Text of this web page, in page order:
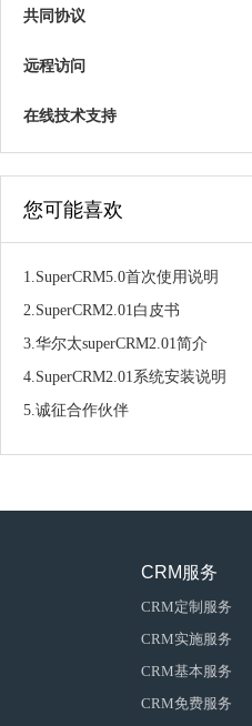
共同协议
远程访问
在线技术支持
您可能喜欢
1.SuperCRM5.0首次使用说明
2.SuperCRM2.01白皮书
3.华尔太superCRM2.01简介
4.SuperCRM2.01系统安装说明
5.诚征合作伙伴
CRM服务
CRM定制服务
CRM实施服务
CRM基本服务
CRM免费服务